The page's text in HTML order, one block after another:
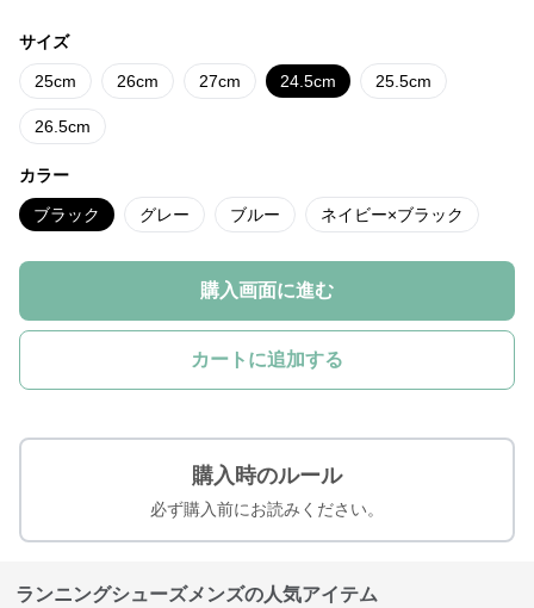
サイズ
25cm 26cm 27cm 24.5cm 25.5cm
26.5cm
カラー
ブラック グレー ブルー ネイビー×ブラック
購入画面に進む
カートに追加する
購入時のルール
必ず購入前にお読みください。
ランニングシューズメンズの人気アイテム